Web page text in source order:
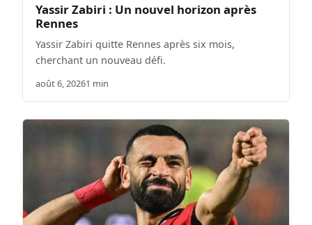
Yassir Zabiri : Un nouvel horizon après
Rennes
Yassir Zabiri quitte Rennes après six mois,
cherchant un nouveau défi.
août 6, 20261 min